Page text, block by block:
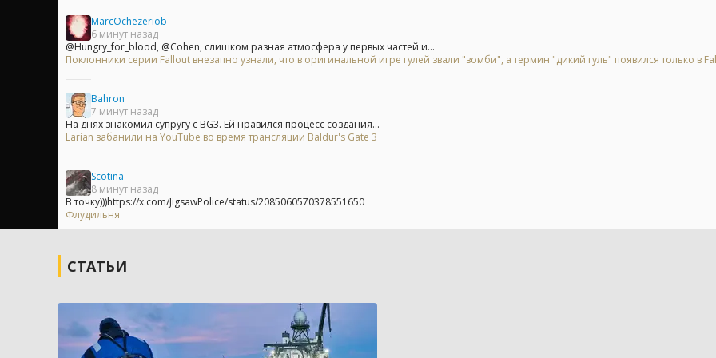
MarcOchezeriob
6 минут назад
@Hungry_for_blood, @Cohen, слишком разная атмосфера у первых частей и...
Поклонники серии Fallout внезапно узнали, что в оригинальной игре гулей звали "зомби", а термин "дикий гуль" появился только в
Bahron
7 минут назад
На днях знакомил супругу с BG3. Ей нравился процесс создания...
Larian забанили на YouTube во время трансляции Baldur's Gate 3
Scotina
8 минут назад
В точку)))https://x.com/JigsawPolice/status/2085060570378551650
Флудильня
СТАТЬИ